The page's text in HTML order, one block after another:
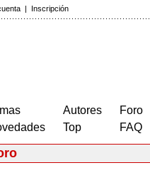
| Inscripción
Autores
Top
Foro
FAQ